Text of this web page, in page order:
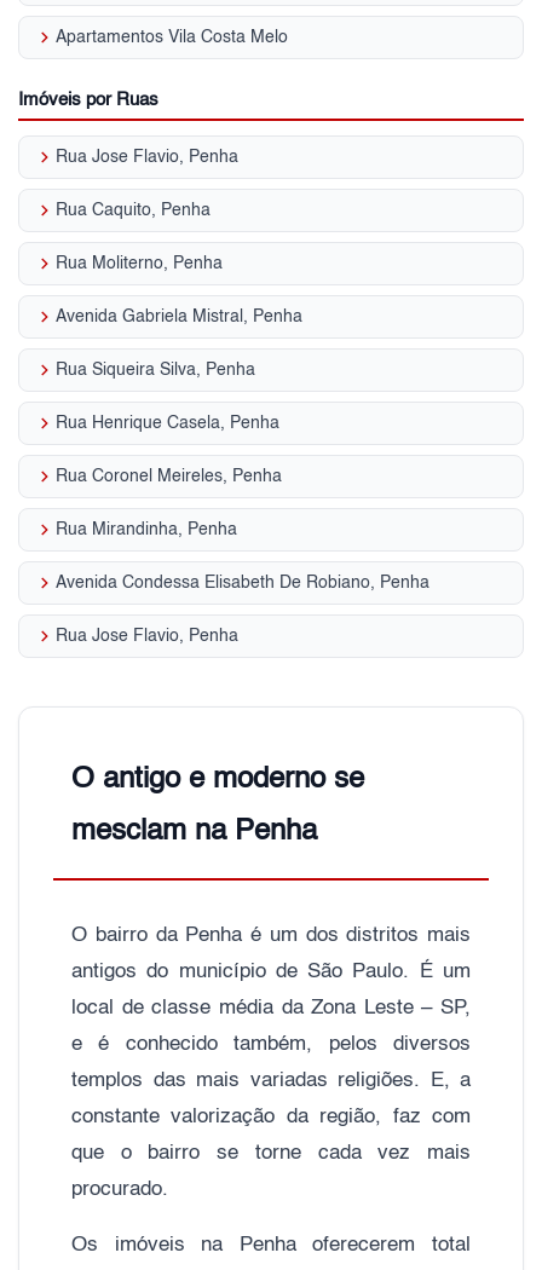
keyboard_arrow_right Apartamentos Vila Costa Melo
Imóveis por Ruas
keyboard_arrow_right Rua Jose Flavio, Penha
keyboard_arrow_right Rua Caquito, Penha
keyboard_arrow_right Rua Moliterno, Penha
keyboard_arrow_right Avenida Gabriela Mistral, Penha
keyboard_arrow_right Rua Siqueira Silva, Penha
keyboard_arrow_right Rua Henrique Casela, Penha
keyboard_arrow_right Rua Coronel Meireles, Penha
keyboard_arrow_right Rua Mirandinha, Penha
keyboard_arrow_right Avenida Condessa Elisabeth De Robiano, Penha
keyboard_arrow_right Rua Jose Flavio, Penha
O antigo e moderno se
mesclam na Penha
O bairro da Penha é um dos distritos mais
antigos do município de São Paulo. É um
local de classe média da Zona Leste – SP,
e é conhecido também, pelos diversos
templos das mais variadas religiões. E, a
constante valorização da região, faz com
que o bairro se torne cada vez mais
procurado.
Os imóveis na Penha oferecerem total